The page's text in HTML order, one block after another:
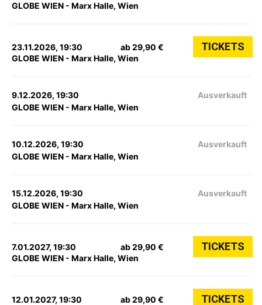
GLOBE WIEN - Marx Halle, Wien
23.11.2026, 19:30
GLOBE WIEN - Marx Halle, Wien
ab 29,90 € TICKETS
9.12.2026, 19:30
GLOBE WIEN - Marx Halle, Wien
Ausverkauft
10.12.2026, 19:30
GLOBE WIEN - Marx Halle, Wien
Ausverkauft
15.12.2026, 19:30
GLOBE WIEN - Marx Halle, Wien
Ausverkauft
7.01.2027, 19:30
GLOBE WIEN - Marx Halle, Wien
ab 29,90 € TICKETS
12.01.2027, 19:30 ab 29,90 € TICKETS